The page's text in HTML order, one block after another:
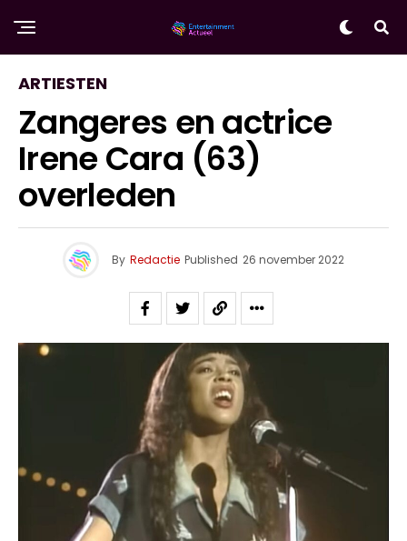
ARTIESTEN
Zangeres en actrice
Irene Cara (63)
overleden
By Redactie Published 26 november 2022